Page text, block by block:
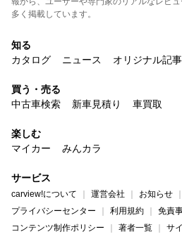
多く掲載しています。
知る
カタログ
ニュース オリジナル記事
買う・売る
中古車検索
新車見積り 車買取
楽しむ
マイカー
みんカラ
サービス
carview!について 運営会社 お知らせ
プライバシーセンター
利用規約
免責
コンテンツ制作ポリシー
著者一覧
サ